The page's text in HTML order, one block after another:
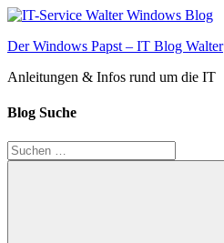
Zum
springen
Der Windows Papst – IT Blog Walter
Anleitungen & Infos rund um die IT
Blog Suche
Suchen
nach: